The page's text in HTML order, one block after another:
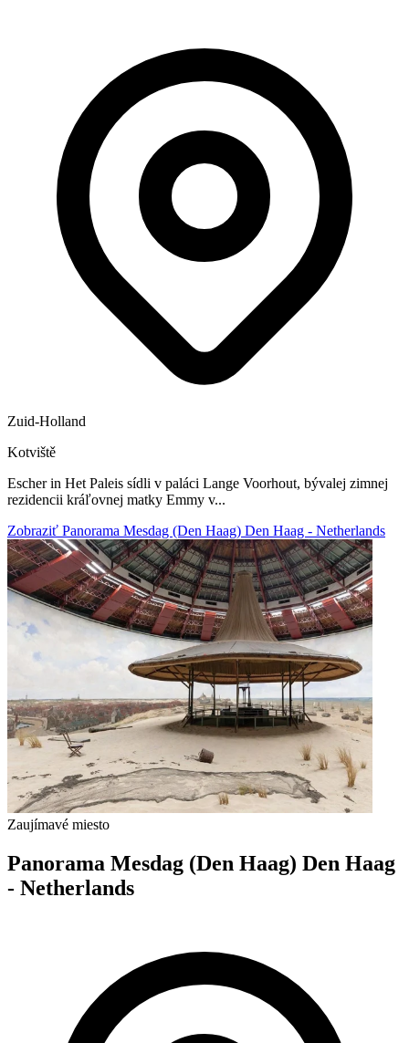
Zuid-Holland
Kotviště
Escher in Het Paleis sídli v paláci Lange Voorhout, bývalej zimnej
rezidencii kráľovnej matky Emmy v...
Zobraziť Panorama Mesdag (Den Haag) Den Haag - Netherlands
Zaujímavé miesto
Panorama Mesdag (Den Haag) Den Haag
- Netherlands